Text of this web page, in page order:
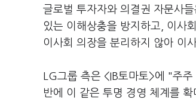
글로벌 투자자와 의결권 자문사
있는 이해상충을 방지하고, 이사
이사회 의장을 분리하지 않아 이
LG그룹 측은 <IB토마토>에 "주
반에 이 같은 투명 경영 체계를